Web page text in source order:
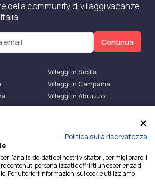
della community di villaggi vacanze
Continua
Villaggi in Sicilia
Villaggi in Campania
Villaggi in Abruzzo
Villaggi TH Resort
marchio di Ekiwi S.r.l.
e Turismo n° 2015/0133251 del
da RC per Agenzia di Viaggi n°
Specialty LiabilityXTravel Agencies.
Politica sulla riservatezza
l'analisi dei dati dei nostri visitatori, per migliorare il
contenuti personalizzati e offrirti un'esperienza di
Per ulteriori informazioni sui cookie utilizziamo